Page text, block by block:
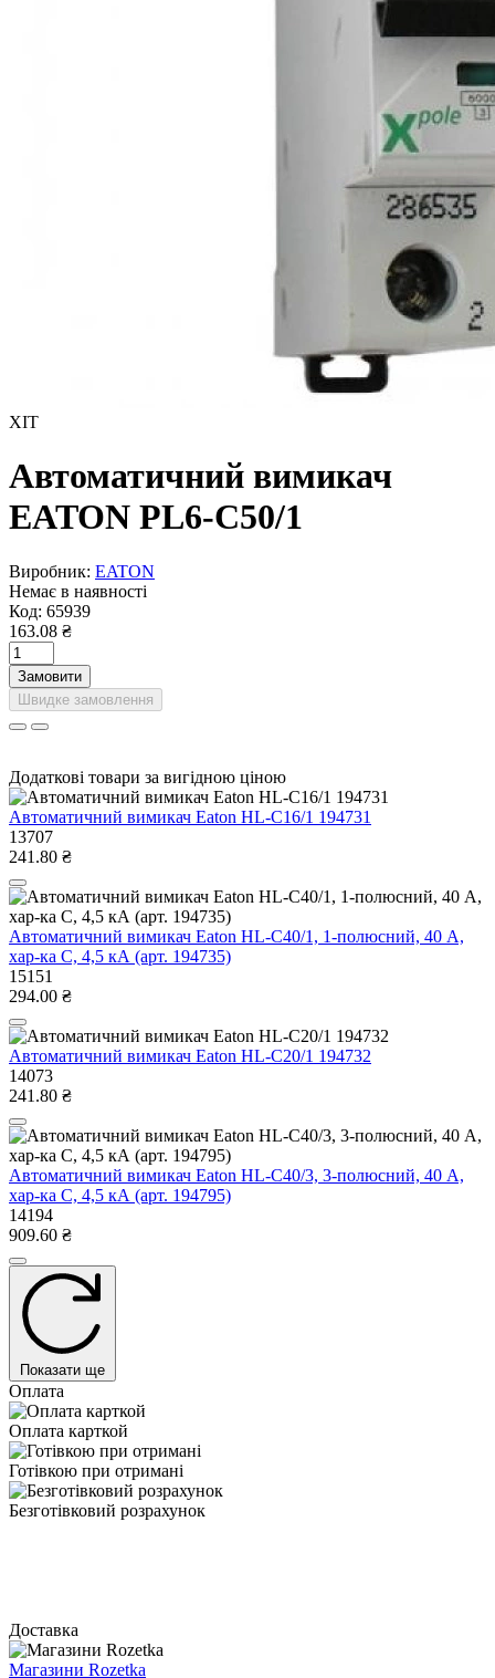
ХІТ
Автоматичний вимикач
EATON PL6-C50/1
Виробник: EATON
Немає в наявності
Код: 65939
163.08 ₴
Замовити
Швидке замовлення
Додаткові товари за вигідною ціною
Автоматичний вимикач Eaton HL-C16/1 194731
13707
241.80 ₴
Автоматичний вимикач Eaton HL-C40/1, 1-полюсний, 40 А,
хар-ка C, 4,5 кА (арт. 194735)
15151
294.00 ₴
Автоматичний вимикач Eaton HL-C20/1 194732
14073
241.80 ₴
Автоматичний вимикач Eaton HL-C40/3, 3-полюсний, 40 А,
хар-ка C, 4,5 кА (арт. 194795)
14194
909.60 ₴
Показати ще
Оплата
Оплата карткой
Готівкою при отримані
Безготівковий розрахунок
Доставка
Магазини Rozetka